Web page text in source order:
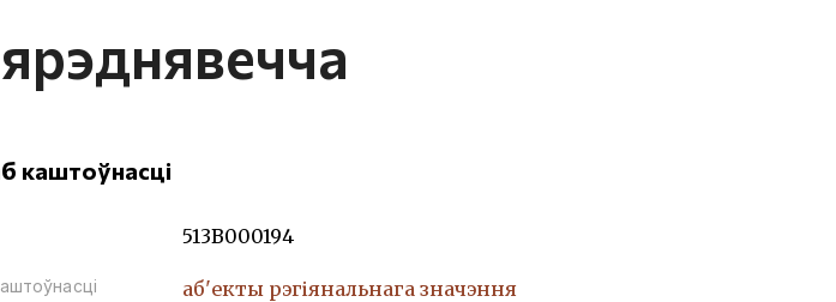
каштоўнасці
513В000194
аб'екты рэгіянальнага значэння